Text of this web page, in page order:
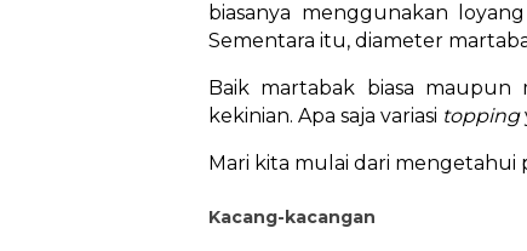
biasanya menggunakan
Sementara itu, diameter
Baik martabak biasa maupun
kekinian. Apa saja variasi topping
Mari kita mulai dari mengetahui
Kacang-kacangan